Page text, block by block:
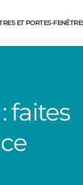
ET PORTES-
faites